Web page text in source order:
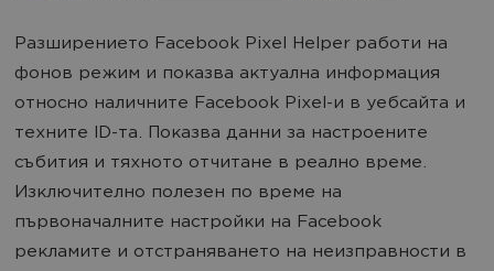
Разширението Facebook Pixel Helper работи на
фонов режим и показва актуална информация
относно наличните Facebook Pixel-и в уебсайта и
техните ID-та. Показва данни за настроените
събития и тяхното отчитане в реално време.
Изключително полезен по време на
първоначалните настройки на Facebook
рекламите и отстраняването на неизправности в